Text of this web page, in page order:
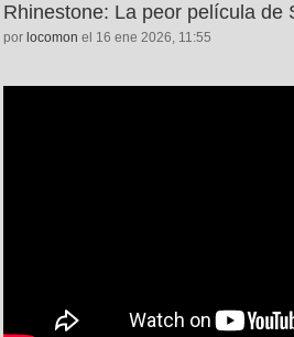
Rhinestone: La peor película de
por locomon el 16 ene 2026, 11:55